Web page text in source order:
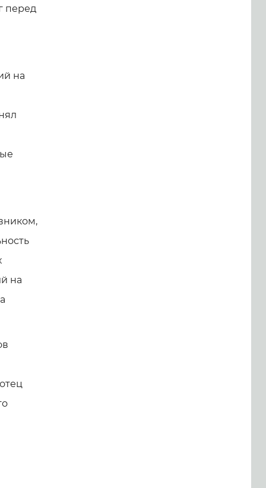
перед
на
на